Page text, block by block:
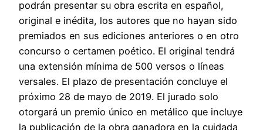
podrán presentar su obra escrita en español,
original e inédita, los autores que no hayan sido
premiados en sus ediciones anteriores o en otro
concurso o certamen poético. El original tendrá
una extensión mínima de 500 versos o líneas
versales. El plazo de presentación concluye el
próximo 28 de mayo de 2019. El jurado solo
otorgará un premio único en metálico que incluye
la publicación de la obra ganadora en la cuidada